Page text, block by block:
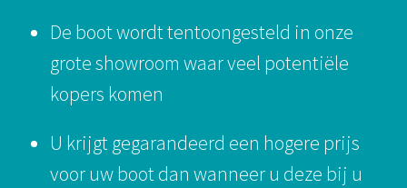
De boot wordt tentoongesteld in onze
grote showroom waar veel potentiële
kopers komen
U krijgt gegarandeerd een hogere prijs
voor uw boot dan wanneer u deze bij u